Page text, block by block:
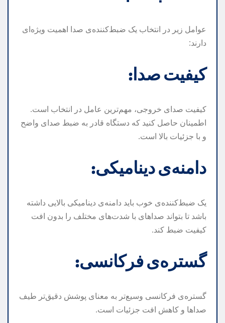
عوامل زیر در انتخاب یک ضبط‌کننده‌ی صدا اهمیت ویژه‌ای
دارند:
کیفیت صدا:
کیفیت صدای خروجی، مهم‌ترین عامل در انتخاب است.
اطمینان حاصل کنید که دستگاه قادر به ضبط صدای واضح
و با جزئیات بالا است.
دامنه‌ی دینامیکی:
یک ضبط‌کننده‌ی خوب باید دامنه‌ی دینامیکی بالایی داشته
باشد تا بتواند صداهای با شدت‌های مختلف را بدون افت
کیفیت ضبط کند.
گستره‌ی فرکانسی:
گستره‌ی فرکانسی وسیع‌تر به معنای پوشش دقیق‌تر طیف
صداها و کاهش افت جزئیات است.